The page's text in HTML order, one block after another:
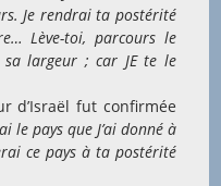
Je rendrai ta postérité
Lève-toi, parcours le
largeur ; car JE te le
d’Israël fut confirmée
le pays que J’ai donné à
ce pays à ta postérité